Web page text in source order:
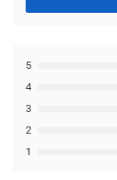
1
2
3
4
5